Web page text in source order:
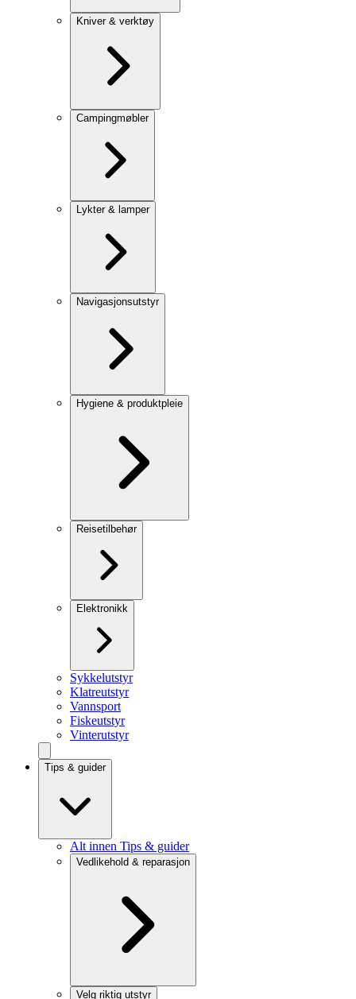
Kniver & verktøy
Campingmøbler
Lykter & lamper
Navigasjonsutstyr
Hygiene & produktpleie
Reisetilbehør
Elektronikk
Sykkelutstyr
Klatreutstyr
Vannsport
Fiskeutstyr
Vinterutstyr
Tips & guider
Alt innen Tips & guider
Vedlikehold & reparasjon
Velg riktig utstyr